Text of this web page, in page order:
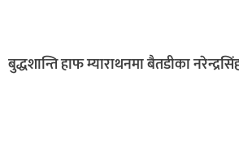
बुद्धशान्ति हाफ म्याराथनमा बैतडीका